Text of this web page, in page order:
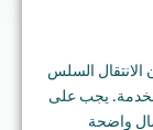
الانتقال السلس
يجب على
واضحة